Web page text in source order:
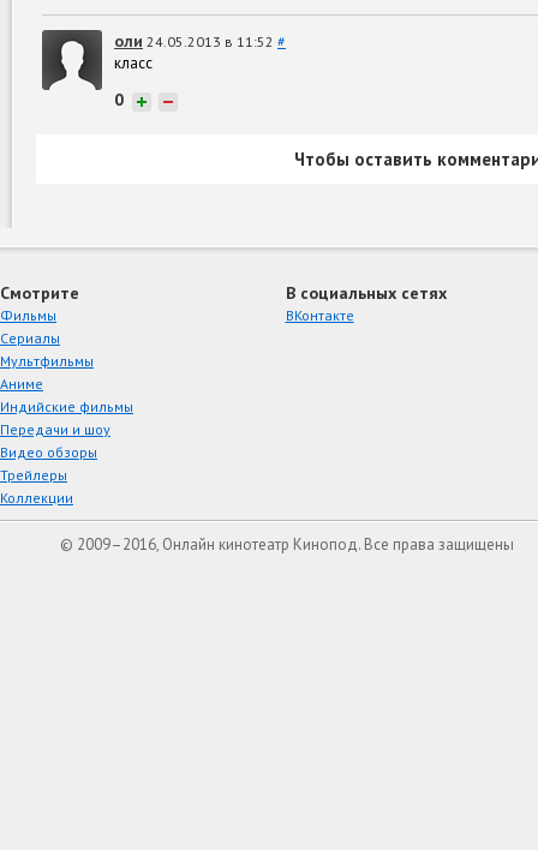
оли 24.05.2013 в 11:52 #
класс
0 + −
Чтобы оставить
Смотрите
Фильмы
Сериалы
Мультфильмы
Аниме
Индийские фильмы
Передачи и шоу
Видео обзоры
Трейлеры
Коллекции
В социальных сетях
ВКонтакте
© 2009–2016, Онлайн кинотеатр Кинопод. Все права защищены